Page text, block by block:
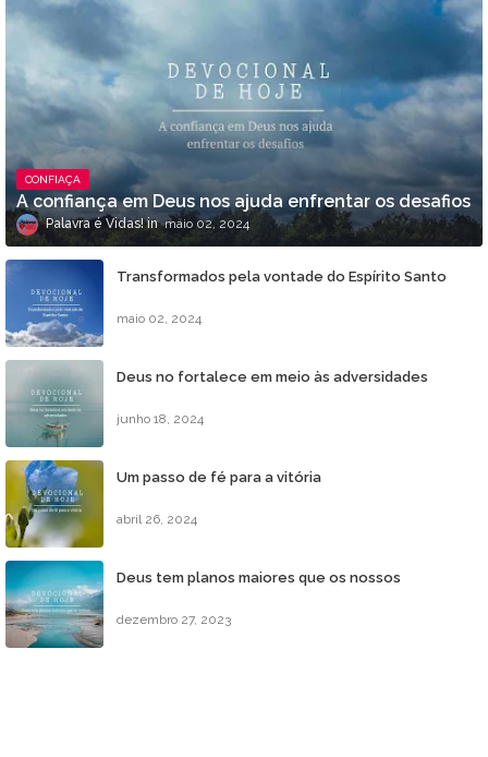
CONFIAÇA
A confiança em Deus nos ajuda enfrentar os desafios
Palavra é Vidas! maio 02, 2024
Transformados pela vontade do Espírito Santo
maio 02, 2024
Deus no fortalece em meio às adversidades
junho 18, 2024
Um passo de fé para a vitória
abril 26, 2024
Deus tem planos maiores que os nossos
dezembro 27, 2023